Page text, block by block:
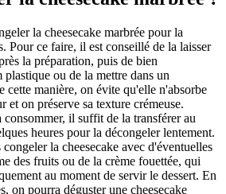
la cheesecake marbrée pour la
Pour ce faire, il est conseillé de la laisser
la préparation, puis de bien
ou de la mettre dans un
cette manière, on évite qu'elle n'absorbe
et on préserve sa texture crémeuse.
il suffit de la transférer au
heures pour la décongeler lentement.
la cheesecake avec d'éventuelles
des fruits ou de la crème fouettée, qui
au moment de servir le dessert. En
on pourra déguster une cheesecake